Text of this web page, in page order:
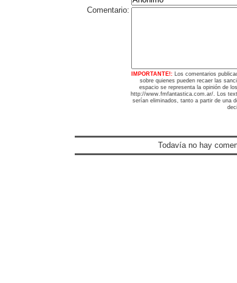
Comentario:
IMPORTANTE!: Los comentarios
sobre quienes pueden recaer las
espacio se representa la opinión de
http://www.fmfantastica.com.ar/. Los
serían eliminados, tanto a partir de una
Todavía no hay